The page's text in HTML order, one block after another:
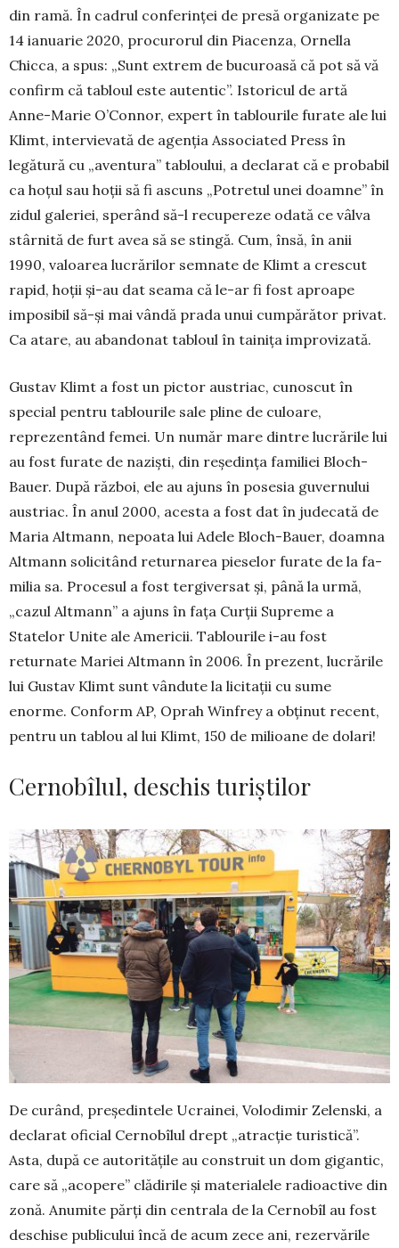
din ramă. În cadrul conferinţei de presă organizate pe
14 ianuarie 2020, procu­rorul din Piacenza, Ornella
Chicca, a spus: „Sunt extrem de bucuroasă că pot să vă
confirm că tabloul este autentic”. Istoricul de artă
Anne-Marie O’Connor, expert în tablourile furate ale lui
Klimt, intervievată de agenţia Associated Press în
legătură cu „aventura” tabloului, a declarat că e probabil
ca hoţul sau hoţii să fi ascuns „Potretul unei doamne” în
zidul galeriei, sperând să-l recu­pereze odată ce vâlva
stârnită de furt avea să se stingă. Cum, însă, în anii
1990, valoarea lucrărilor semnate de Klimt a crescut
rapid, hoţii şi-au dat seama că le-ar fi fost aproape
imposibil să-şi mai vândă prada unui cumpărător privat.
Ca atare, au abandonat tabloul în tainiţa improvizată.
Gustav Klimt a fost un pictor austriac, cunos­cut în
special pentru tablourile sale pline de cu­loare,
reprezentând femei. Un număr mare dintre lucrările lui
au fost fu­rate de nazişti, din re­şedinţa familiei Bloch-
Bauer. După război, ele au ajuns în posesia gu­vernului
austriac. În anul 2000, acesta a fost dat în judecată de
Maria Altmann, nepoata lui Adele Bloch-Bauer, doamna
Altmann soli­citând returnarea pie­selor furate de la fa­
milia sa. Procesul a fost tergiversat şi, până la urmă,
„cazul Altmann” a ajuns în faţa Curţii Su­preme a
Statelor Unite ale Americii. Tablourile i-au fost
returnate Mariei Altmann în 2006. În prezent, lucrările
lui Gustav Klimt sunt vândute la licitaţii cu sume
enorme. Conform AP, Oprah Win­frey a obţinut recent,
pentru un tablou al lui Klimt, 150 de milioane de dolari!
Cernobîlul, deschis turiștilor
De curând, preşedintele Ucrainei, Volodimir Zelenski, a
declarat oficial Cernobîlul drept „atracţie turistică”.
Asta, după ce autorităţile au construit un dom gigantic,
care să „acopere” clădirile şi materialele radioactive din
zonă. Anumite părţi din centrala de la Cernobîl au fost
deschise publicului încă de acum zece ani, rezervările